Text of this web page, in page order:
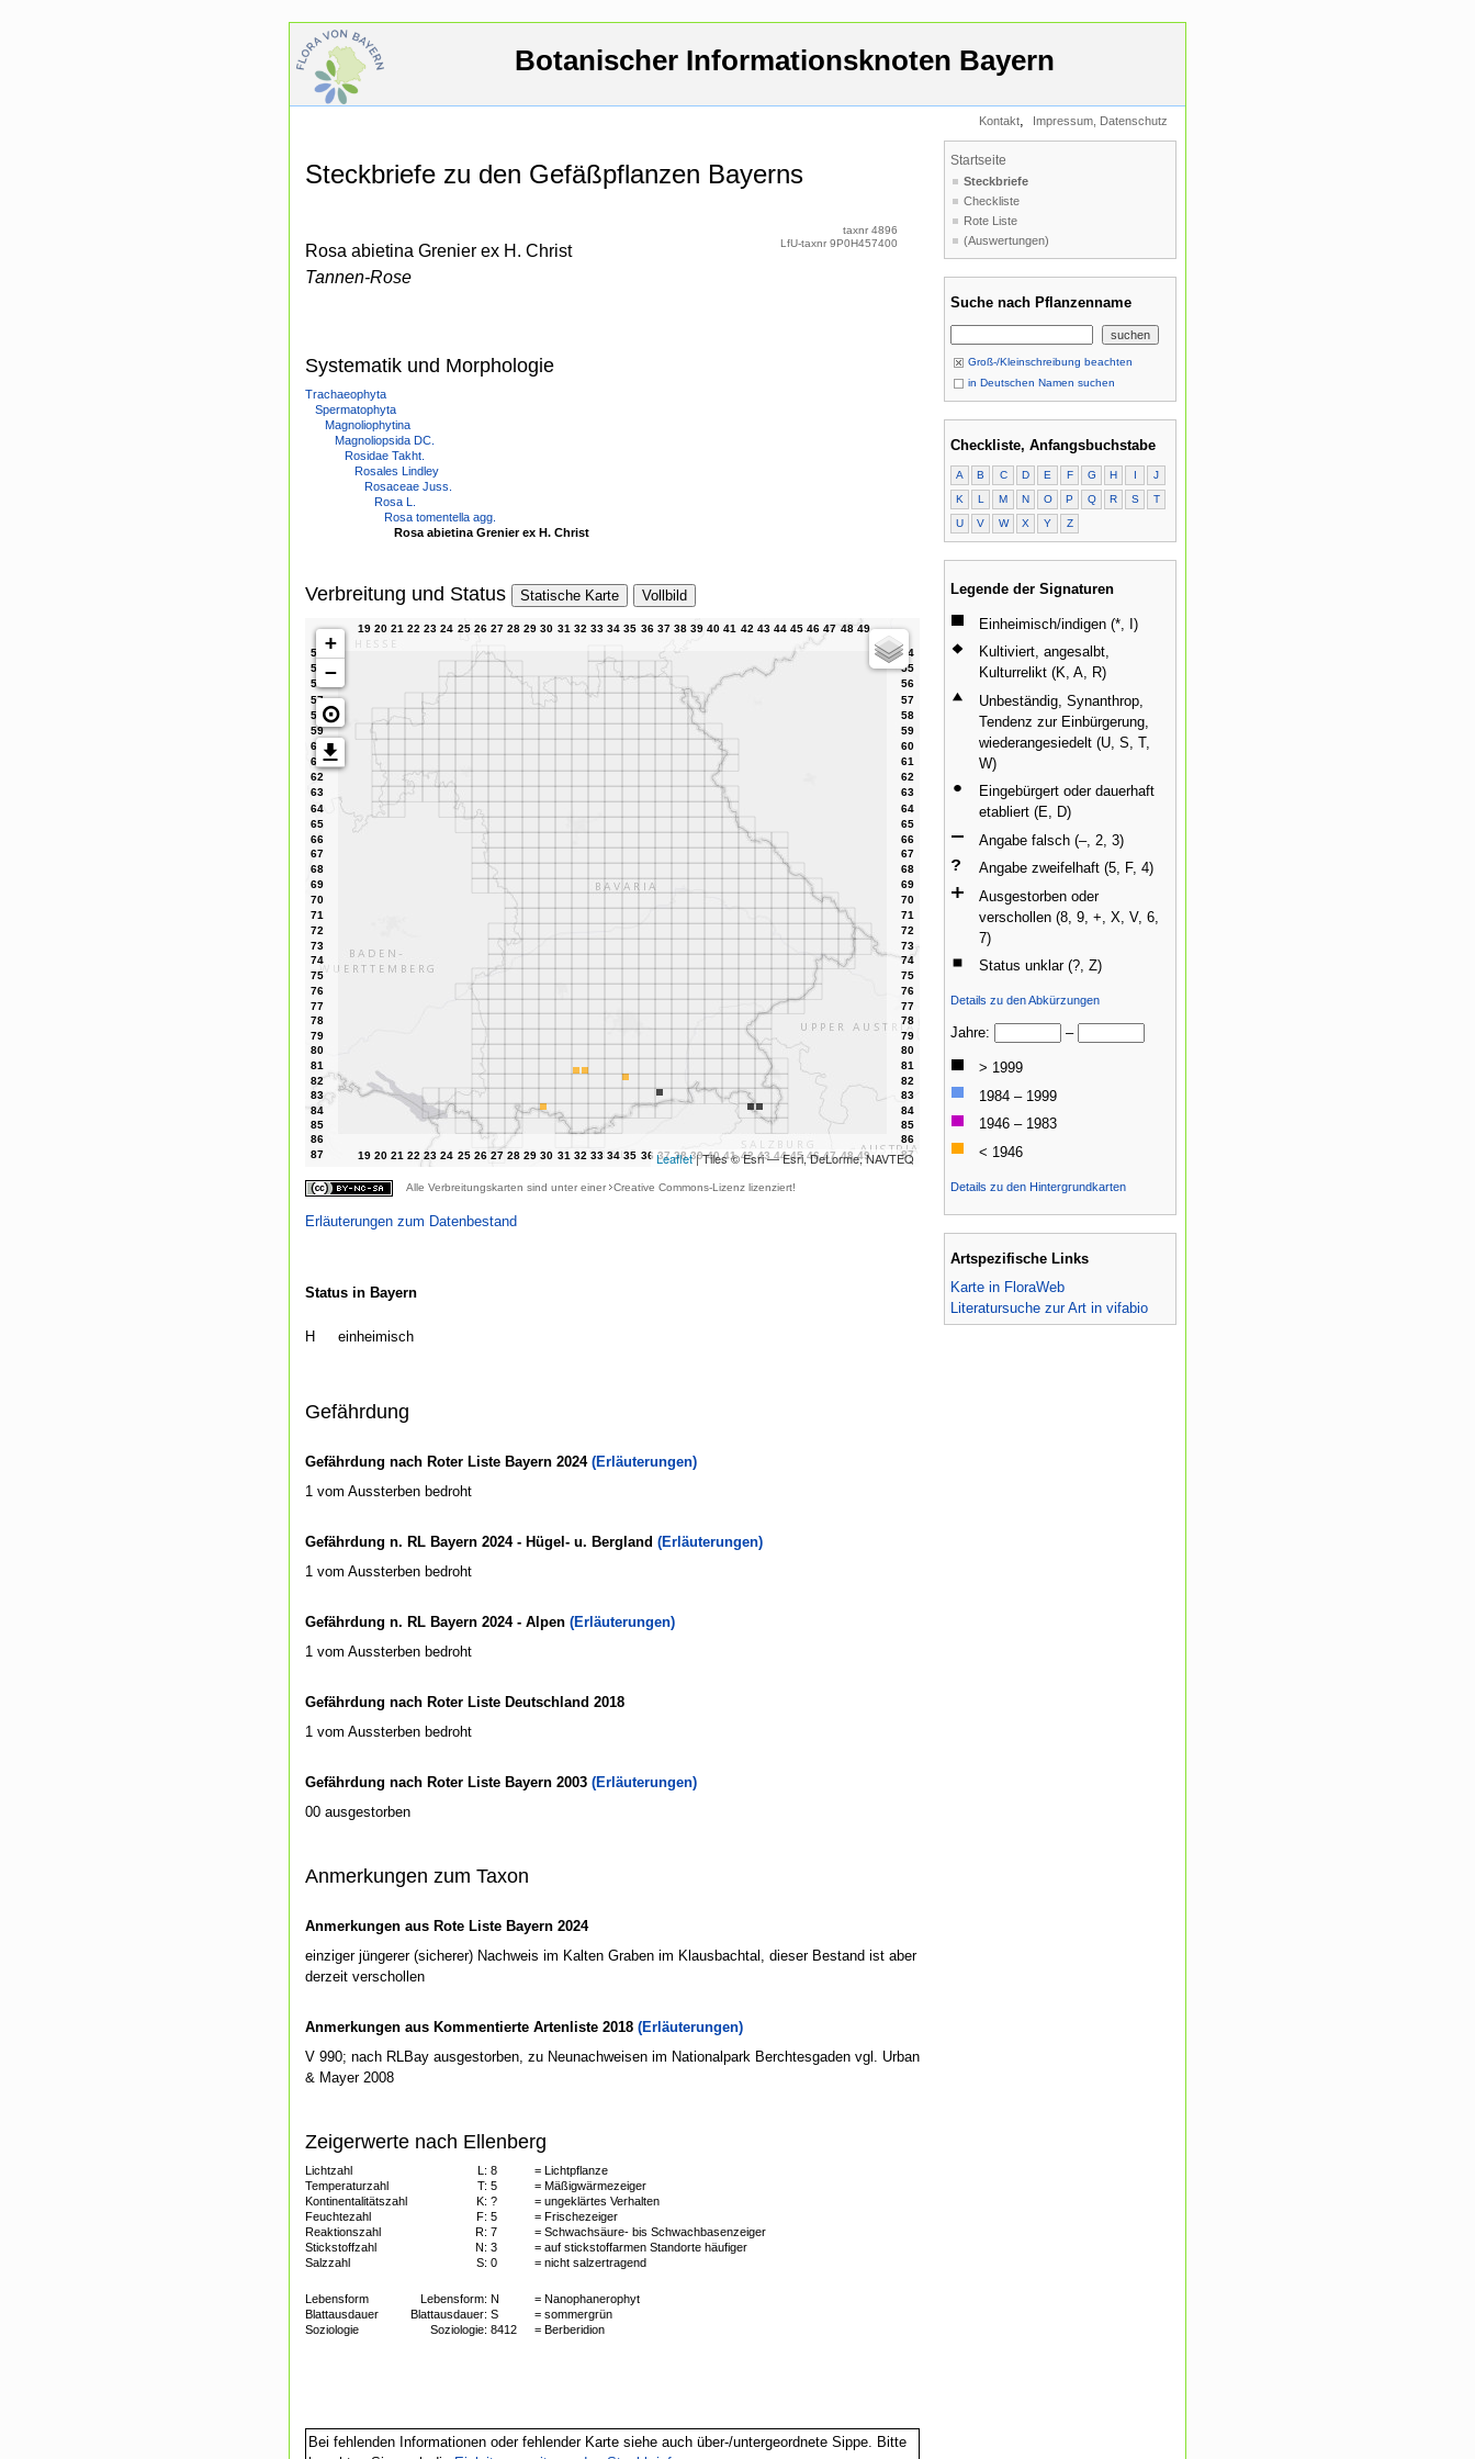
Botanischer Informationsknoten Bayern
Kontakt, Impressum, Datenschutz
Steckbriefe zu den Gefäßpflanzen Bayerns
Rosa abietina Grenier ex H. Christ
Tannen-Rose
taxnr 4896
LfU-taxnr 9P0H457400
Systematik und Morphologie
Trachaeophyta
Spermatophyta
Magnoliophytina
Magnoliopsida DC.
Rosidae Takht.
Rosales Lindley
Rosaceae Juss.
Rosa L.
Rosa tomentella agg.
Rosa abietina Grenier ex H. Christ
Verbreitung und Status Statische Karte Vollbild
+
−
⊙
Leaflet| Tiles © Esri — Esri, DeLorme, NAVTEQ
Alle Verbreitungskarten sind unter einer Creative Commons-Lizenz lizenziert!
Erläuterungen zum Datenbestand
Status in Bayern
H einheimisch
Gefährdung
Gefährdung nach Roter Liste Bayern 2024 (Erläuterungen)
1 vom Aussterben bedroht
Gefährdung n. RL Bayern 2024 - Hügel- u. Bergland (Erläuterungen)
1 vom Aussterben bedroht
Gefährdung n. RL Bayern 2024 - Alpen (Erläuterungen)
1 vom Aussterben bedroht
Gefährdung nach Roter Liste Deutschland 2018
1 vom Aussterben bedroht
Gefährdung nach Roter Liste Bayern 2003 (Erläuterungen)
00 ausgestorben
Anmerkungen zum Taxon
Anmerkungen aus Rote Liste Bayern 2024
einziger jüngerer (sicherer) Nachweis im Kalten Graben im Klausbachtal, dieser Bestand ist aber
derzeit verschollen
Anmerkungen aus Kommentierte Artenliste 2018 (Erläuterungen)
V 990; nach RLBay ausgestorben, zu Neunachweisen im Nationalpark Berchtesgaden vgl. Urban
& Mayer 2008
Zeigerwerte nach Ellenberg
Lichtzahl L: 8
= Lichtpflanze
Temperaturzahl
T: 5
= Mäßigwärmezeiger
Kontinentalitätszahl
K: ?
= ungeklärtes Verhalten
Feuchtezahl
F: 5
= Frischezeiger
Reaktionszahl
R: 7
= Schwachsäure- bis Schwachbasenzeiger
Stickstoffzahl
N: 3
= auf stickstoffarmen Standorte häufiger
Salzzahl
S: 0 = nicht salzertragend
Lebensform Lebensform: N
= Nanophanerophyt
Blattausdauer
Blattausdauer: S
= sommergrün
Soziologie
Soziologie: 8412 = Berberidion
Bei fehlenden Informationen oder fehlender Karte siehe auch über-/untergeordnete Sippe. Bitte
Startseite
Steckbriefe
Checkliste
Rote Liste
(Auswertungen)
Suche nach Pflanzenname
Groß-/Kleinschreibung beachten
in Deutschen Namen suchen
Checkliste, Anfangsbuchstabe
A B C D E F G H I
J
K
L M N O P Q R S
T
U
V W X Y Z
Legende der Signaturen
Einheimisch/indigen (*, I)
Kultiviert, angesalbt,
Kulturrelikt (K, A, R)
Unbeständig, Synanthrop,
Tendenz zur Einbürgerung,
wiederangesiedelt (U, S, T,
W)
Eingebürgert oder dauerhaft
etabliert (E, D)
Angabe falsch (–, 2, 3)
Angabe zweifelhaft (5, F, 4)
Ausgestorben oder
verschollen (8, 9, +, X, V, 6,
7)
Status unklar (?, Z)
Details zu den Abkürzungen
Jahre: –
> 1999
1984 – 1999
1946 – 1983
< 1946
Details zu den Hintergrundkarten
Artspezifische Links
Karte in FloraWeb
Literatursuche zur Art in vifabio